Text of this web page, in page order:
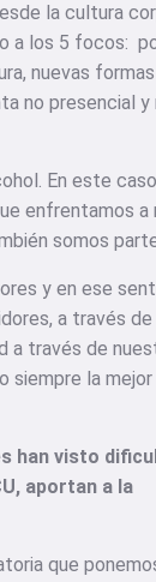
la cultura
a los 5 focos:
nuevas
no presencial y
En este
enfrentamos a
somos
y en ese
a través
a través de
siempre la
han visto
aportan a la
que